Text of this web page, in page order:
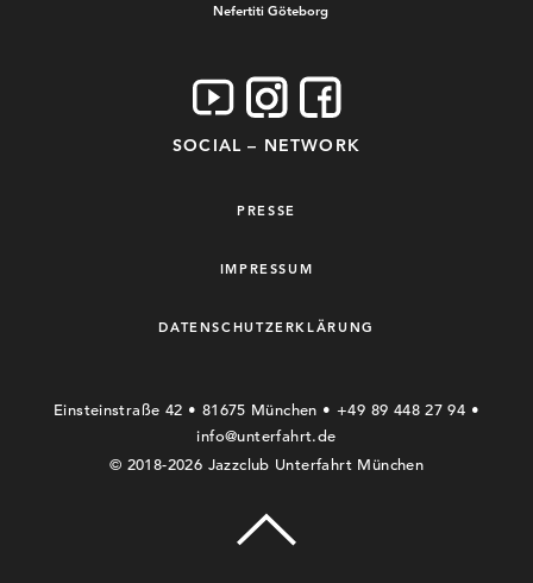
Nefertiti Göteborg
SOCIAL – NETWORK
PRESSE
IMPRESSUM
DATENSCHUTZERKLÄRUNG
Einsteinstraße 42 • 81675 München • +49 89 448 27 94 •
info@unterfahrt.de
© 2018-2026 Jazzclub Unterfahrt München